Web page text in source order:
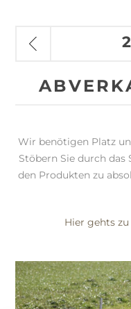
Wir benötigen Platz
Stöbern Sie durch das
den Produkten zu
Hier gehts